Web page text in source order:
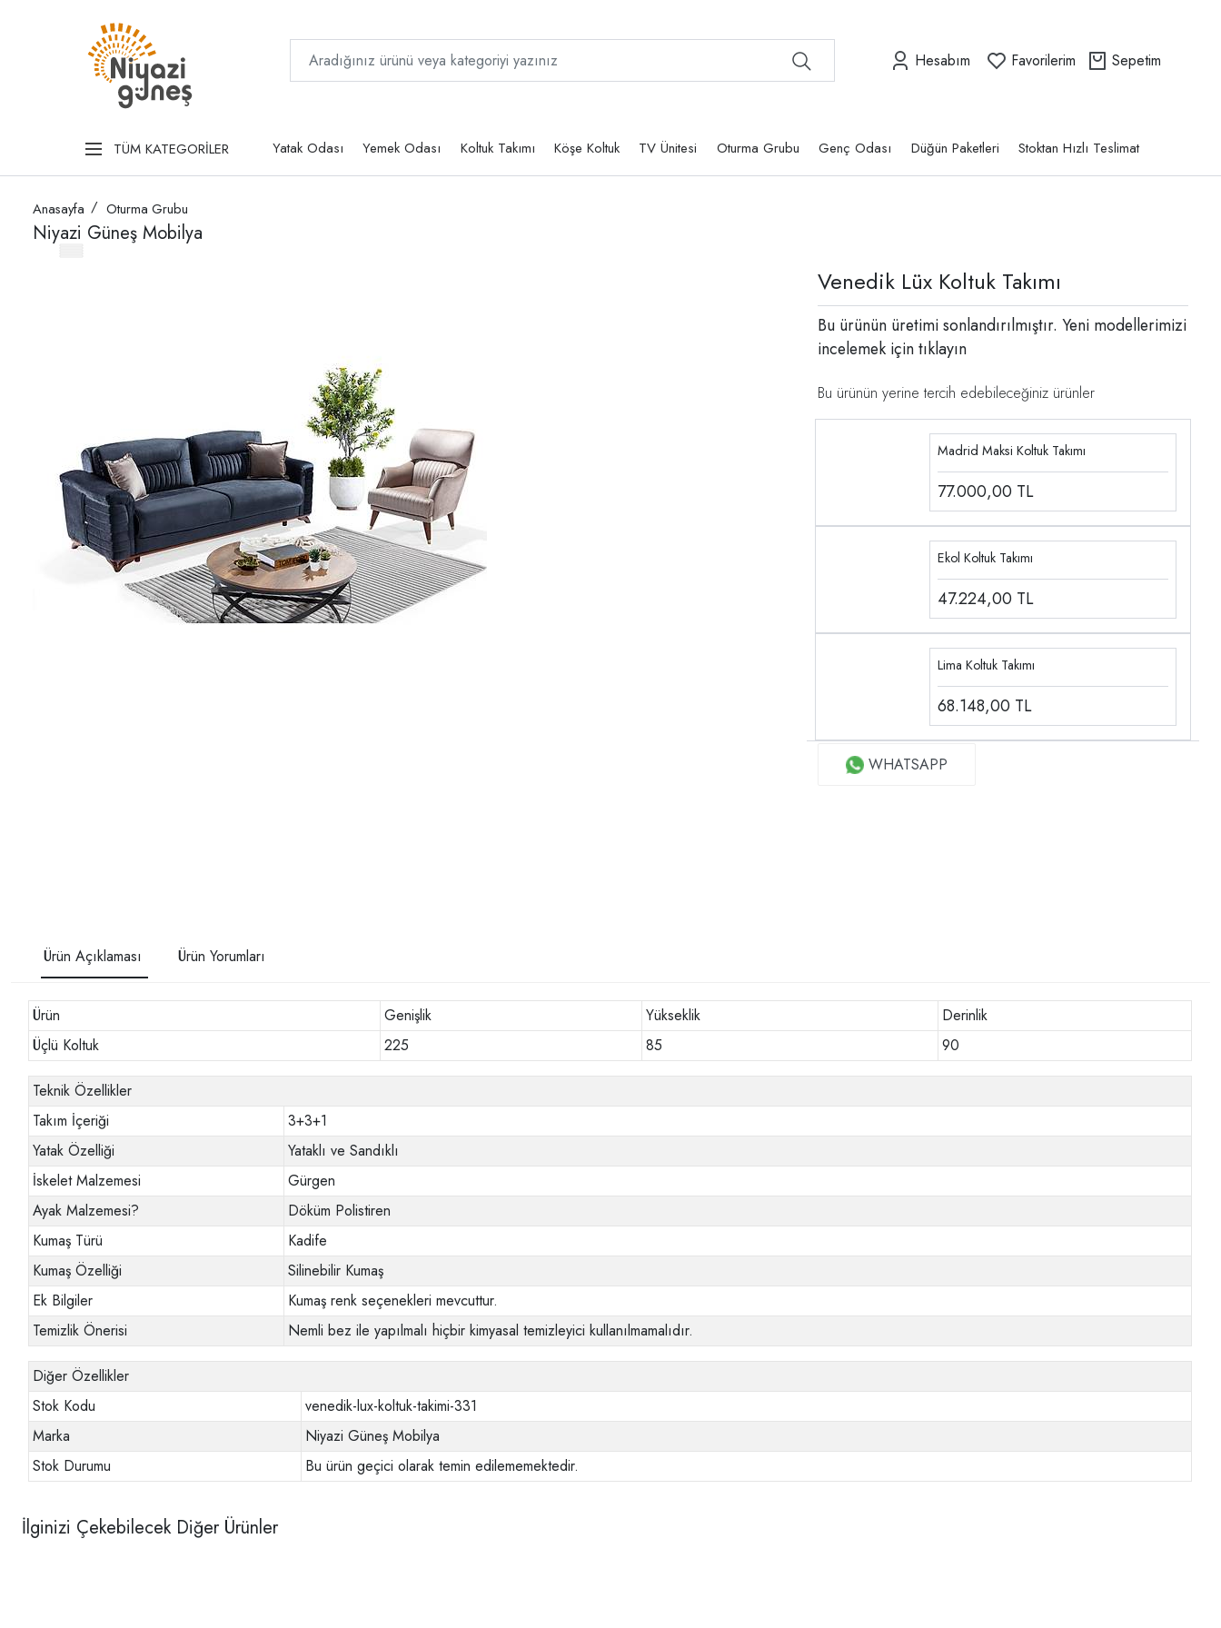
Hesabım Favorilerim Sepetim
TÜM KATEGORİLER Yatak Odası Yemek Odası Koltuk Takımı Köşe Koltuk TV Ünitesi Oturma Grubu Genç Odası Düğün Paketleri Stoktan Hızlı Teslimat
Anasayfa Oturma Grubu
Niyazi Güneş Mobilya
Venedik Lüx Koltuk Takımı
Bu ürünün üretimi sonlandırılmıştır. Yeni modellerimizi
incelemek içintıklayın
Bu ürünün yerine tercih edebileceğiniz ürünler
Madrid Maksi Koltuk Takımı
77.000,00 TL
Ekol Koltuk Takımı
47.224,00 TL
Lima Koltuk Takımı
68.148,00 TL
WHATSAPP
Ürün Açıklaması Ürün Yorumları
Ürün Genişlik Yükseklik
Derinlik
Üçlü Koltuk
225 85 90
Teknik Özellikler
Takım İçeriği
3+3+1
Yatak Özelliği
Yataklı ve Sandıklı
İskelet Malzemesi
Gürgen
Ayak Malzemesi?
Döküm Polistiren
Kumaş Türü
Kadife
Kumaş Özelliği
Silinebilir Kumaş
Ek Bilgiler
Kumaş renk seçenekleri mevcuttur.
Temizlik Önerisi
Nemli bez ile yapılmalı hiçbir kimyasal temizleyici kullanılmamalıdır.
Diğer Özellikler
Stok Kodu
venedik-lux-koltuk-takimi-331
Marka
Niyazi Güneş Mobilya
Stok Durumu
Bu ürün geçici olarak temin edilememektedir.
İlginizi Çekebilecek Diğer Ürünler